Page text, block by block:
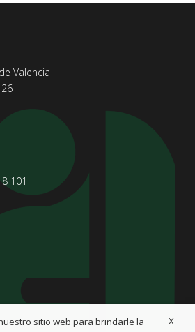
Valencia
101
X
sitio web para brindarle la